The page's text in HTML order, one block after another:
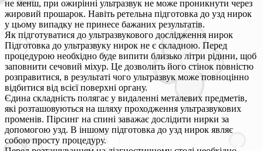
не менш, при ожирінні ультразвук не може проникнути через
жировий прошарок. Навіть ретельна підготовка до узд нирок
у цьому випадку не принесе бажаних результатів.
Як підготуватися до ультразвукового дослідження нирок
Підготовка до ультразвуку нирок не є складною. Перед
процедурою необхідно буде випити близько літри рідини, щоб
заповнити сечовий міхур. Це дозволить його стінок повністю
розправитися, в результаті чого ультразвук може повноцінно
відбитися від всієї поверхні органу.
Єдина складність полягає у видаленні металевих предметів,
які розташовуються на шляху проходження ультразвукових
променів. Пірсинг на спині заважає дослідити нирки за
допомогою узд. В іншому підготовка до узд нирок являє
собою просту процедуру.